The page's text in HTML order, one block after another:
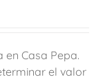
en Casa Pepa.
el valor